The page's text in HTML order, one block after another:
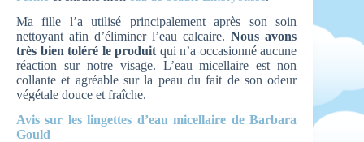
Ma fille l’a utilisé principalement après son soin
nettoyant afin d’éliminer l’eau calcaire.Nous avons
très bien toléré le produit qui n’a occasionné aucune
réaction sur notre visage. L’eau micellaire est non
collante et agréable sur la peau du fait de son odeur
végétale douce et fraîche.
Avis sur les lingettes d’eau micellaire de Barbara
Gould